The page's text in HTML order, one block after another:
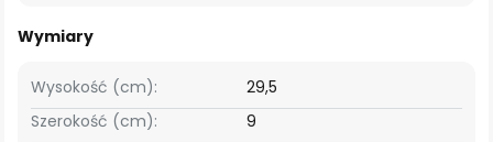
Wymiary
Szerokość (cm): 9
Wysokość (cm): 29,5